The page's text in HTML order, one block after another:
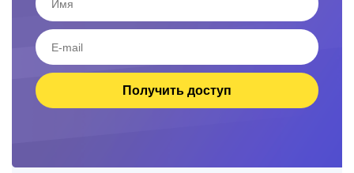
Получить доступ